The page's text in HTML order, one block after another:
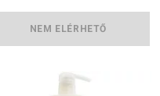
NEM ELÉRHETŐ